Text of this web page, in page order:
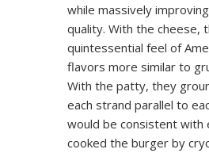
while massively
quality. With the cheese,
quintessential feel of
flavors more similar to
With the patty, they
each strand parallel to
would be consistent with
cooked the burger by